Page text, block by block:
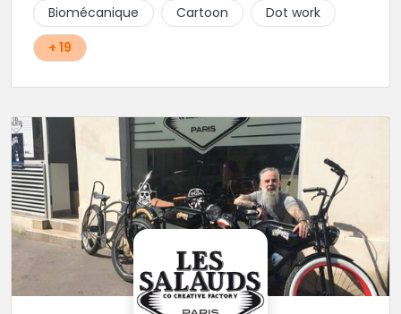
Biomécanique
Cartoon
Dot work
+ 19